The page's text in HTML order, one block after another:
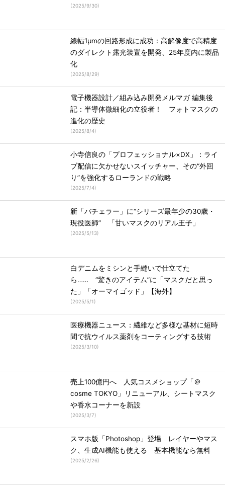
(2025/9/30)
線幅1μmの回路形成に成功：高解像度で高精度
のダイレクト露光装置を開発、25年度内に製品
化
(2025/8/29)
電子機器設計／組み込み開発メルマガ 編集後
記：半導体微細化の立役者！ フォトマスクの
進化の歴史
(2025/8/4)
小寺信良の「プロフェッショナル×DX」：ライ
ブ配信に欠かせないスイッチャー、その“外回
り”を強化するローランドの戦略
(2025/7/4)
新「バチェラー」に“シリーズ最年少の30歳・
現役医師” 「甘いマスクのリアル王子」
(2025/5/13)
白デニムをミシンと手縫いで仕立てた
ら…… “驚きのアイテム”に「マスクだと思っ
た」「オーマイゴッド」【海外】
(2025/5/1)
医療機器ニュース：繊維など多様な基材に短時
間で抗ウイルス薬剤をコーティングする技術
(2025/3/10)
売上100億円へ 人気コスメショップ「＠
cosme TOKYO」リニューアル、シートマスク
や香水コーナーを新設
(2025/3/7)
スマホ版「Photoshop」登場 レイヤーやマス
ク、生成AI機能も使える 基本機能なら無料
(2025/2/26)